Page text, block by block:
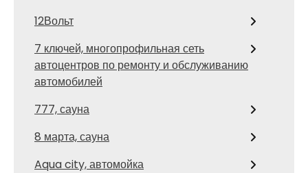
12Вольт
7 ключей, многопрофильная сеть
автоцентров по ремонту и обслуживанию
автомобилей
777, сауна
8 марта, сауна
Aqua city, автомойка